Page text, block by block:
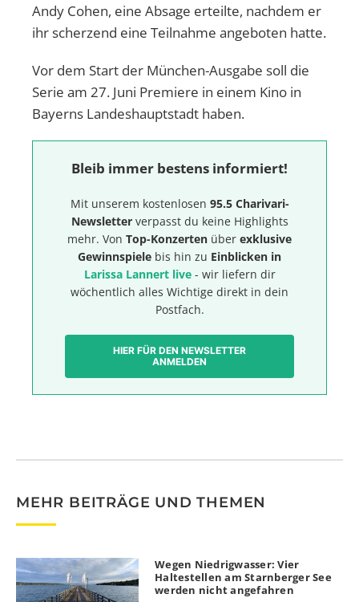
Andy Cohen, eine Absage erteilte, nachdem er
ihr scherzend eine Teilnahme angeboten hatte.
Vor dem Start der München-Ausgabe soll die
Serie am 27. Juni Premiere in einem Kino in
Bayerns Landeshauptstadt haben.
Bleib immer bestens informiert!
Mit unserem kostenlosen 95.5 Charivari-
Newsletterverpasst du keine Highlights
mehr. Von Top-Konzerten über exklusive
Gewinnspiele bis hin zu Einblicken in
Larissa Lannert live- wir liefern dir
wöchentlich alles Wichtige direkt in dein
Postfach.
HIER FÜR DEN NEWSLETTER
ANMELDEN
MEHR BEITRÄGE UND THEMEN
Wegen Niedrigwasser: Vier
Haltestellen am Starnberger See
werden nicht angefahren